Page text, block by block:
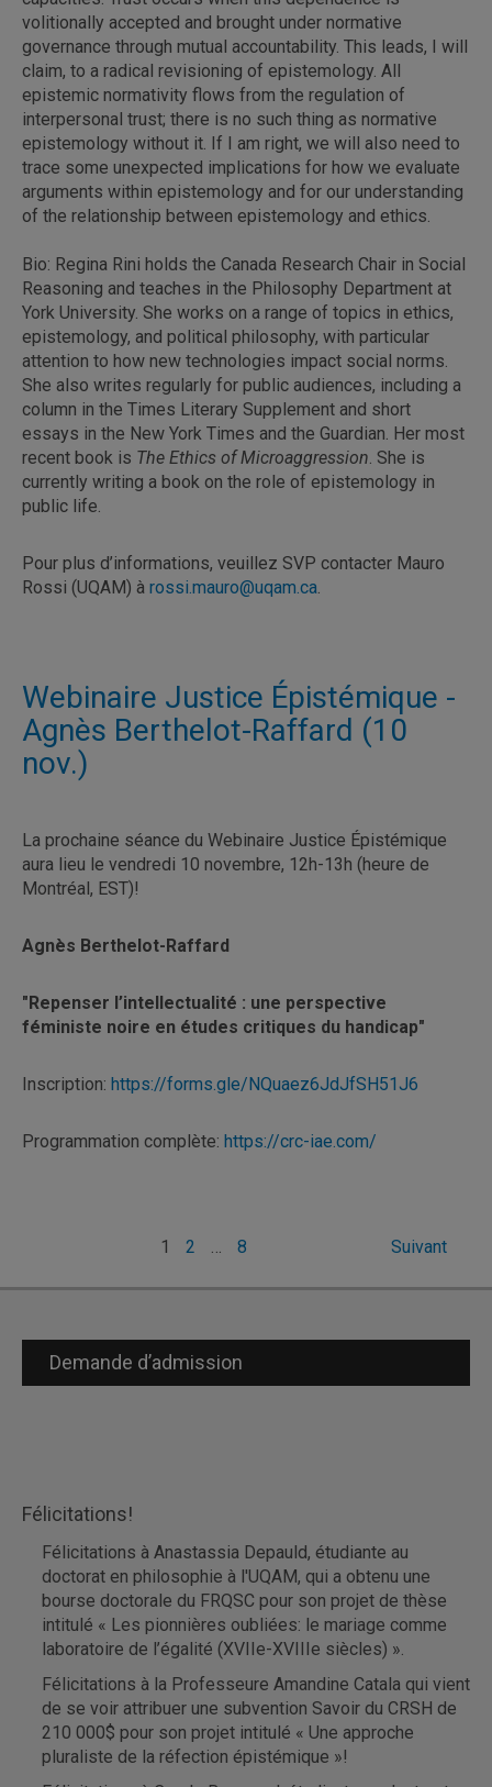
volitionally accepted and brought under normative
governance through mutual accountability. This leads, I will
claim, to a radical revisioning of epistemology. All
epistemic normativity flows from the regulation of
interpersonal trust; there is no such thing as normative
epistemology without it. If I am right, we will also need to
trace some unexpected implications for how we evaluate
arguments within epistemology and for our understanding
of the relationship between epistemology and ethics.
Bio: Regina Rini holds the Canada Research Chair in Social
Reasoning and teaches in the Philosophy Department at
York University. She works on a range of topics in ethics,
epistemology, and political philosophy, with particular
attention to how new technologies impact social norms.
She also writes regularly for public audiences, including a
column in the Times Literary Supplement and short
essays in the New York Times and the Guardian. Her most
recent book is The Ethics of Microaggression . She is
currently writing a book on the role of epistemology in
public life.
Pour plus d’informations, veuillez SVP contacter Mauro
Rossi (UQAM) à rossi.mauro@uqam.ca
Webinaire Justice Épistémique -
Agnès Berthelot-Raffard (10
nov.)
La prochaine séance du Webinaire Justice Épistémique
aura lieu le vendredi 10 novembre, 12h-13h (heure de
Montréal, EST)!
Agnès Berthelot-Raffard
"Repenser l’intellectualité : une perspective
féministe noire en études critiques du handicap"
Inscription: https://forms.gle/NQuaez6JdJfSH51J6
Programmation complète: https://crc-iae.com/
Pagination
des
1 2 8 Suivant
Demande d’admission
Félicitations!
Félicitations à Anastassia Depauld, étudiante au
doctorat en philosophie à l'UQAM, qui a obtenu une
bourse doctorale du FRQSC pour son projet de thèse
intitulé « Les pionnières oubliées: le mariage comme
laboratoire de l’égalité (XVIIe-XVIIIe siècles) ».
Félicitations à la Professeure Amandine Catala qui vient
de se voir attribuer une subvention Savoir du CRSH de
210 000$ pour son projet intitulé « Une approche
pluraliste de la réfection épistémique »!